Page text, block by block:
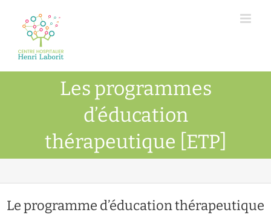
Les programmes
d’éducation
thérapeutique [ETP]
Le programme d’éducation thérapeutique